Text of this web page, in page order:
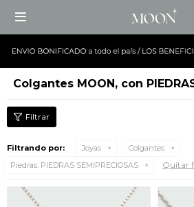

Colgantes MOON, con
Filtrando por: Joyas
Colgantes
Piedras: PIEDRAS SEMIPRECIOSAS Quitar